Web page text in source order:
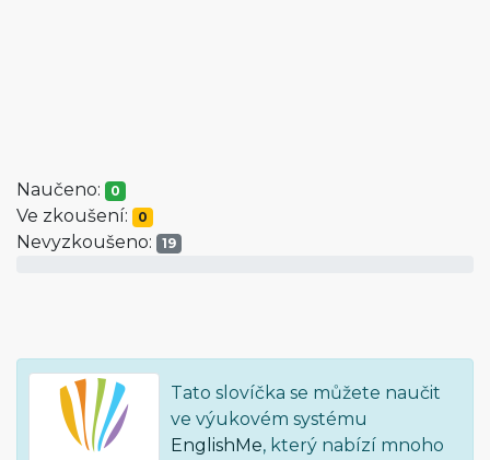
Naučeno: 0
Ve zkoušení: 0
Nevyzkoušeno: 19
Tato slovíčka se můžete naučit
ve výukovém systému
EnglishMe, který nabízí mnoho